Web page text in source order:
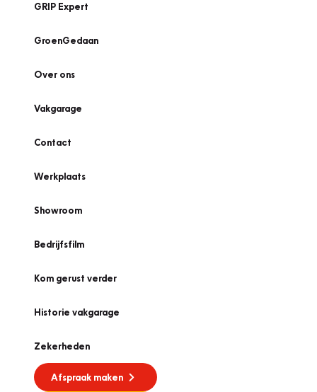
GRIP Expert
GroenGedaan
Over ons
Vakgarage
Contact
Werkplaats
Showroom
Bedrijfsfilm
Kom gerust verder
Historie vakgarage
Zekerheden
Afspraak maken